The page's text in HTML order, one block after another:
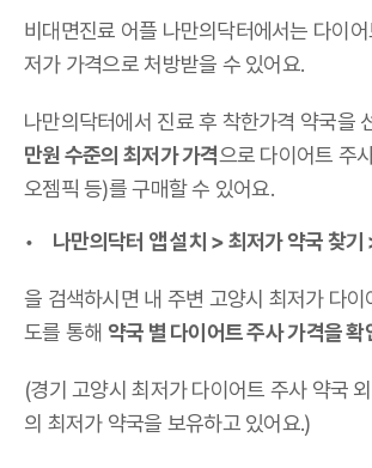
비대면진료 어플 나만의닥터에서는 다이
저가 가격으로 처방받을 수 있어요.
나만의닥터에서 진료 후 착한가격 약국을
만원 수준의 최저가 가격으로 다이어트 주
오젬픽 등)를 구매할 수 있어요.
나만의닥터 앱 설치 > 최저가 약국 찾
을 검색하시면 내 주변 고양시 최저가 다이
도를 통해 약국 별 다이어트 주사 가격을 확
(경기 고양시 최저가 다이어트 주사 약국
의 최저가 약국을 보유하고 있어요.)